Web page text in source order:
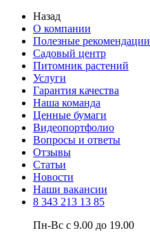
Назад
О компании
Полезные рекомендации
Садовый центр
Питомник растений
Услуги
Гарантия качества
Наша команда
Ценные бумаги
Видеопортфолио
Вопросы и ответы
Отзывы
Статьи
Новости
Наши вакансии
8 343 213 13 85
Пн-Вс с 9.00 до 19.00